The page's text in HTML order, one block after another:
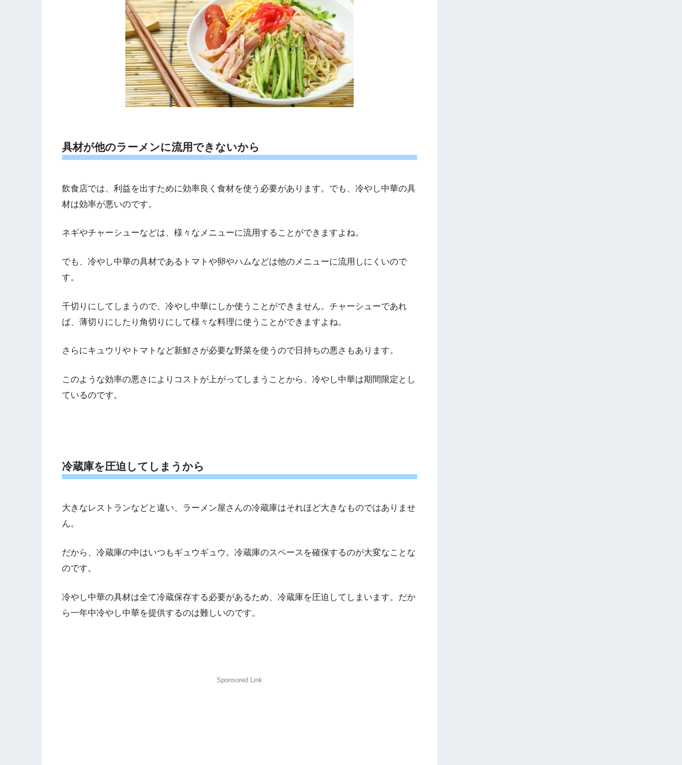
具材が他のラーメンに流用できないから
飲食店では、利益を出すために効率良く食材を使う必要があります。でも、冷やし中華の具
材は効率が悪いのです。
ネギやチャーシューなどは、様々なメニューに流用することができますよね。
でも、冷やし中華の具材であるトマトや卵やハムなどは他のメニューに流用しにくいので
す。
千切りにしてしまうので、冷やし中華にしか使うことができません。チャーシューであれ
ば、薄切りにしたり角切りにして様々な料理に使うことができますよね。
さらにキュウリやトマトなど新鮮さが必要な野菜を使うので日持ちの悪さもあります。
このような効率の悪さによりコストが上がってしまうことから、冷やし中華は期間限定とし
ているのです。
冷蔵庫を圧迫してしまうから
大きなレストランなどと違い、ラーメン屋さんの冷蔵庫はそれほど大きなものではありませ
ん。
だから、冷蔵庫の中はいつもギュウギュウ。冷蔵庫のスペースを確保するのが大変なことな
のです。
冷やし中華の具材は全て冷蔵保存する必要があるため、冷蔵庫を圧迫してしまいます。だか
ら一年中冷やし中華を提供するのは難しいのです。
Sponsored Link